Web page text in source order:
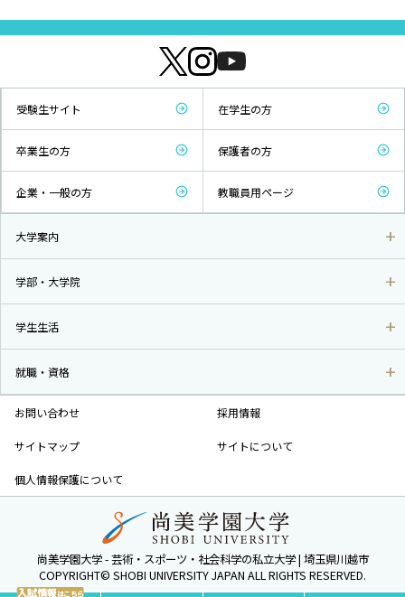
入試情報はこちら
受験生サイト 在学生の方
卒業生の方 保護者の方
企業・一般の方 教職員用ページ
大学案内
学部・大学院
学生生活
就職・資格
お問い合わせ 採用情報
サイトマップ サイトについて
個人情報保護について
尚美学園大学 - 芸術・スポーツ・社会科学の私立大学 | 埼玉県川越市
COPYRIGHT© SHOBI UNIVERSITY JAPAN ALL RIGHTS RESERVED.